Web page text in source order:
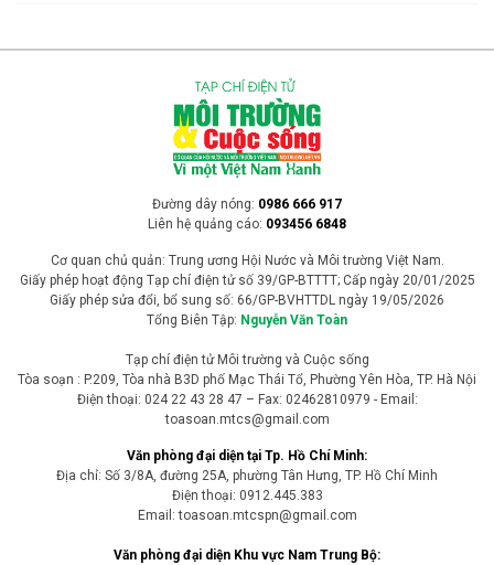
Đường dây nóng: 0986 666 917
Liên hệ quảng cáo: 093456 6848
Cơ quan chủ quản: Trung ương Hội Nước và Môi trường Việt Nam.
Giấy phép hoạt động Tạp chí điện tử số 39/GP-BTTTT; Cấp ngày 20/01/2025
Giấy phép sửa đổi, bổ sung số: 66/GP-BVHTTDL ngày 19/05/2026
Tổng Biên Tập: Nguyễn Văn Toàn
Tạp chí điện tử Môi trường và Cuộc sống
Tòa soạn : P.209, Tòa nhà B3D phố Mạc Thái Tổ, Phường Yên Hòa, TP. Hà Nội
Điện thoại: 024 22 43 28 47 – Fax: 02462810979 - Email:
toasoan.mtcs@gmail.com
Văn phòng đại diện tại Tp. Hồ Chí Minh:
Địa chỉ: Số 3/8A, đường 25A, phường Tân Hưng, TP. Hồ Chí Minh
Điện thoại: 0912.445.383
Email: toasoan.mtcspn@gmail.com
Văn phòng đại diện Khu vực Nam Trung Bộ: